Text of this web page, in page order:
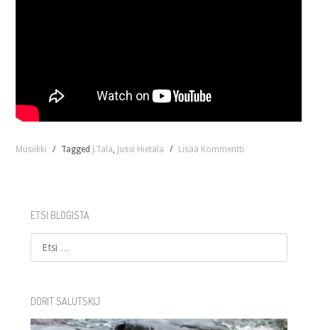
Musiikki / Tagged J.Tala Jussi Hietala / Lisää Kommentti
ETSI BLOGISTA
Etsi
DORIT SALUTSKIJ